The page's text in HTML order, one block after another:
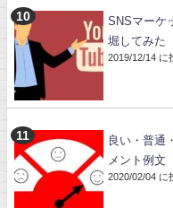
SNSマーケ
堀してみた
2019/12/14 に
良い・普通
メント例文
2020/02/04 に